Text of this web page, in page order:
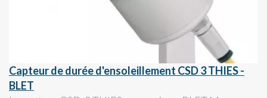
Capteur de durée d'ensoleillement CSD 3 THIES -
BLET